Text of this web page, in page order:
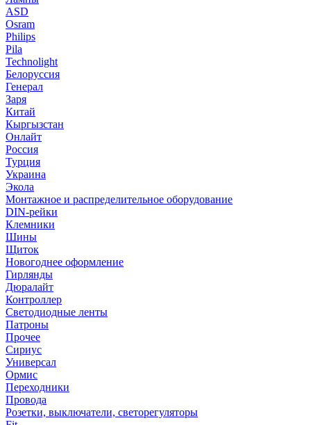
ASD
Osram
Philips
Pila
Technolight
Белоруссия
Генерал
Заря
Китай
Кыргызстан
Онлайт
Россия
Турция
Украина
Экола
Монтажное и распределительное оборудование
DIN-рейки
Клемники
Шины
Щиток
Новогоднее оформление
Гирлянды
Дюралайт
Контроллер
Светодиодные ленты
Патроны
Прочее
Сириус
Универсал
Ормис
Переходники
Провода
Розетки, выключатели, светорегуляторы